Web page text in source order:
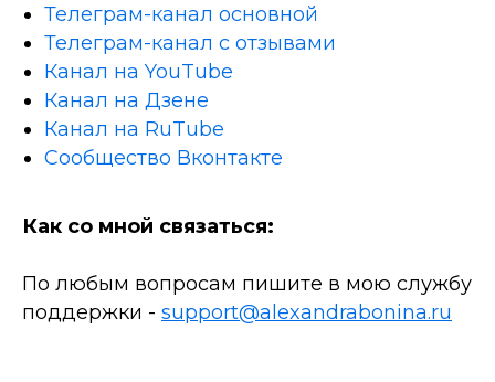
Телеграм-канал основной
Телеграм-канал с отзывами
Канал на YouTube
Канал на Дзене
Канал на RuTube
Сообщество Вконтакте
Как со мной связаться:
По любым вопросам пишите в мою службу
поддержки - support@alexandrabonina.ru